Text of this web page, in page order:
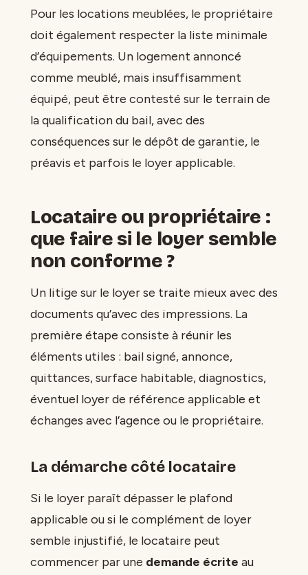
Pour les locations meublées, le propriétaire
doit également respecter la liste minimale
d’équipements. Un logement annoncé
comme meublé, mais insuffisamment
équipé, peut être contesté sur le terrain de
la qualification du bail, avec des
conséquences sur le dépôt de garantie, le
préavis et parfois le loyer applicable.
Locataire ou propriétaire :
que faire si le loyer semble
non conforme ?
Un litige sur le loyer se traite mieux avec des
documents qu’avec des impressions. La
première étape consiste à réunir les
éléments utiles : bail signé, annonce,
quittances, surface habitable, diagnostics,
éventuel loyer de référence applicable et
échanges avec l’agence ou le propriétaire.
La démarche côté locataire
Si le loyer paraît dépasser le plafond
applicable ou si le complément de loyer
semble injustifié, le locataire peut
commencer par une demande écrite au